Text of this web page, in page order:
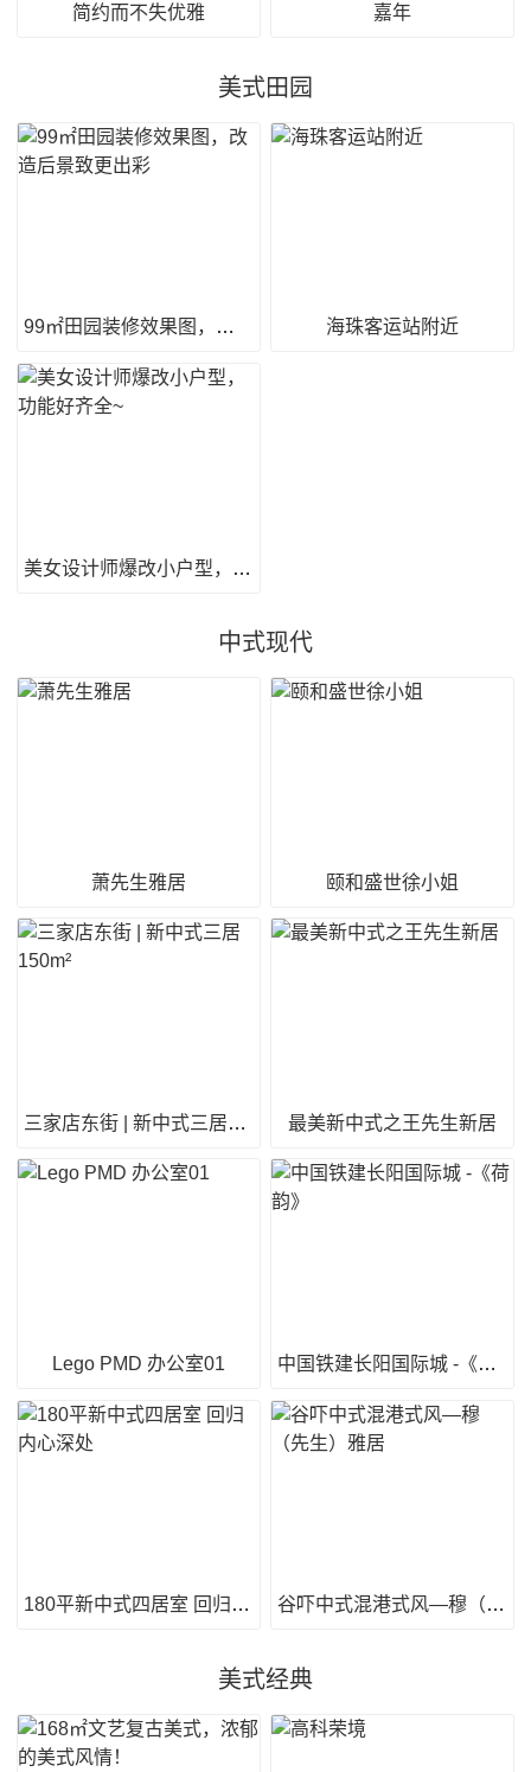
简约而不失优雅 嘉年
美式田园
99㎡田园装修效果图，改造后景致更出彩 海珠客运站附近
美女设计师爆改小户型，功能好齐全~
中式现代
萧先生雅居 颐和盛世徐小姐
三家店东街 | 新中式三居150m² 最美新中式之王先生新居
Lego PMD 办公室01 中国铁建长阳国际城 -《荷韵》
180平新中式四居室 回归内心深处 谷吓中式混港式风—穆（先生）雅居
美式经典